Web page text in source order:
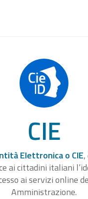
CIE
Elettronica o CIE
ai cittadini italiani
ai servizi online
Amministrazione.